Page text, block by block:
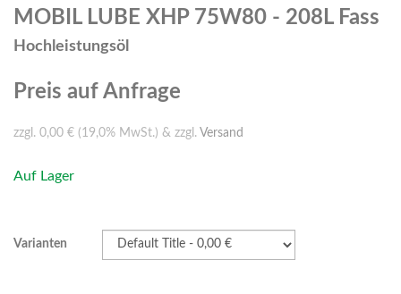
MOBIL LUBE XHP 75W80 - 208L Fass
Hochleistungsöl
Preis auf Anfrage
zzgl. 0,00 € (19,0% MwSt.) & zzgl. Versand
Auf Lager
Varianten